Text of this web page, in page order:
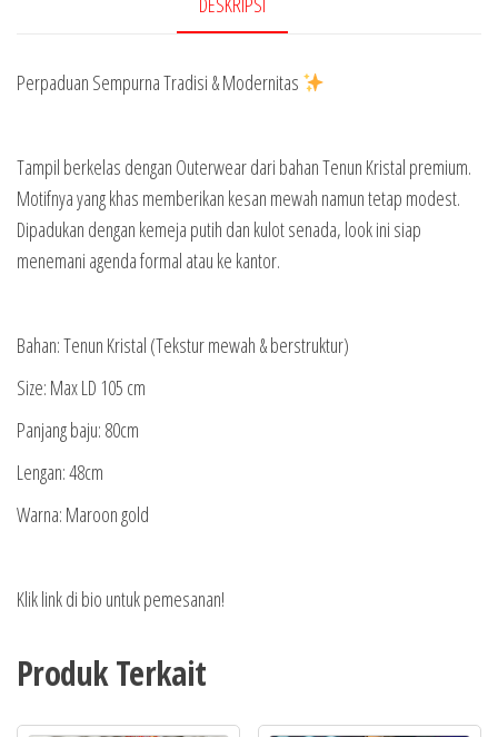
Perpaduan Sempurna Tradisi & Modernitas
Tampil berkelas dengan Outerwear dari bahan Tenun Kristal premium.
Motifnya yang khas memberikan kesan mewah namun tetap modest.
Dipadukan dengan kemeja putih dan kulot senada, look ini siap
menemani agenda formal atau ke kantor.
Bahan: Tenun Kristal (Tekstur mewah & berstruktur)
Size: Max LD 105 cm
Panjang baju: 80cm
Lengan: 48cm
Warna: Maroon gold
Klik link di bio untuk pemesanan!
Produk Terkait